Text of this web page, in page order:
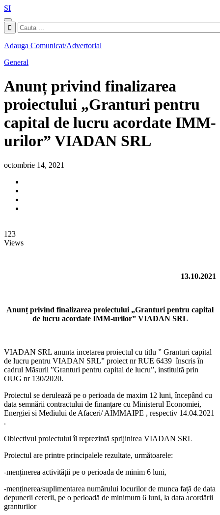
SI
Adauga Comunicat/Advertorial
General
Anunț privind finalizarea
proiectului „Granturi pentru
capital de lucru acordate IMM-
urilor” VIADAN SRL
octombrie 14, 2021
123
Views
13.10.2021
Anunț privind finalizarea proiectului „Granturi pentru capital
de lucru acordate IMM-urilor” VIADAN SRL
VIADAN SRL anunta incetarea proiectul cu titlu ” Granturi capital
de lucru pentru VIADAN SRL” proiect nr RUE 6439 înscris în
cadrul Măsurii ”Granturi pentru capital de lucru”, instituită prin
OUG nr 130/2020.
Proiectul se derulează pe o perioada de maxim 12 luni, începând cu
data semnării contractului de finanțare cu Ministerul Economiei,
Energiei si Mediului de Afaceri/ AIMMAIPE , respectiv 14.04.2021
.
Obiectivul proiectului îl reprezintă sprijinirea VIADAN SRL
Proiectul are printre principalele rezultate, următoarele:
-menținerea activității pe o perioada de minim 6 luni,
-menținerea/suplimentarea numărului locurilor de munca față de data
depunerii cererii, pe o perioadă de minimum 6 luni, la data acordării
granturilor